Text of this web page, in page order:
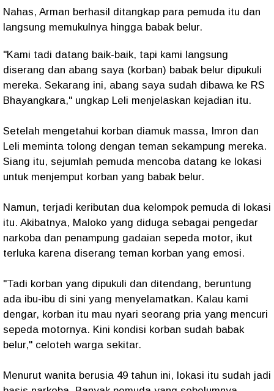
Nahas, Arman berhasil ditangkap para pemuda itu dan
langsung memukulnya hingga babak belur.
"Kami tadi datang baik-baik, tapi kami langsung
diserang dan abang saya (korban) babak belur dipukuli
mereka. Sekarang ini, abang saya sudah dibawa ke RS
Bhayangkara," ungkap Leli menjelaskan kejadian itu.
Setelah mengetahui korban diamuk massa, Imron dan
Leli meminta tolong dengan teman sekampung mereka.
Siang itu, sejumlah pemuda mencoba datang ke lokasi
untuk menjemput korban yang babak belur.
Namun, terjadi keributan dua kelompok pemuda di lokasi
itu. Akibatnya, Maloko yang diduga sebagai pengedar
narkoba dan penampung gadaian sepeda motor, ikut
terluka karena diserang teman korban yang emosi.
"Tadi korban yang dipukuli dan ditendang, beruntung
ada ibu-ibu di sini yang menyelamatkan. Kalau kami
dengar, korban itu mau nyari seorang pria yang mencuri
sepeda motornya. Kini kondisi korban sudah babak
belur," celoteh warga sekitar.
Menurut wanita berusia 49 tahun ini, lokasi itu sudah jadi